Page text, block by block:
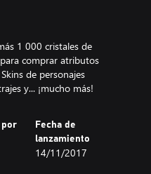
1 000 cristales de
comprar atributos
de personajes
y... ¡mucho más!
por
Fecha de
lanzamiento
14/11/2017